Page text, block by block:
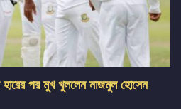
হারের পর মুখ খুললেন নাজমুল হোসেন